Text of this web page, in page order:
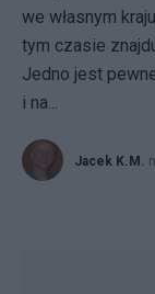
we własnym
tym czasie
Jedno jest
i na...
Jacek K.M.